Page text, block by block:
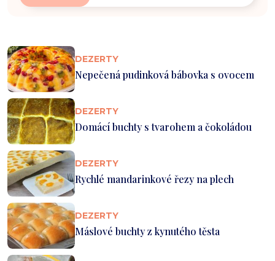
DEZERTY
Nepečená pudinková bábovka s ovocem
DEZERTY
Domácí buchty s tvarohem a čokoládou
DEZERTY
Rychlé mandarinkové řezy na plech
DEZERTY
Máslové buchty z kynutého těsta